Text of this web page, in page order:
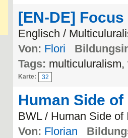
[EN-DE]
Englisch /
Von: Flori
Tags:
Karte: 32
Human Side
BWL / Human Side of
Von: Florian